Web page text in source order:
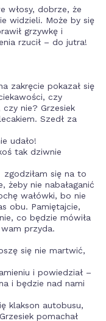
włosy, dobrze, że
widzieli. Może by się
grzywkę i
rzucił – do jutra!
zakręcie pokazał się
czy
czy nie? Grzesiek
Szedł za
udało!
tak dziwnie
się na to
żeby nie nabałaganić
wałówki, bo nie
obu. Pamiętajcie,
co będzie mówiła
przyda.
się nie martwić,
i powiedział –
i będzie nad nami
klakson autobusu,
pomachał